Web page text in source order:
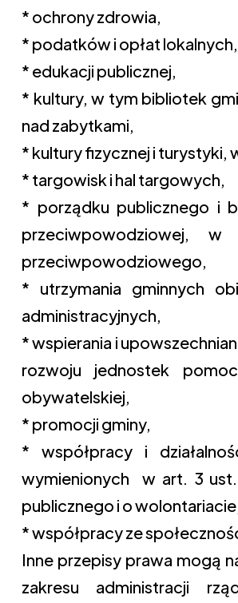
* ochrony zdrowia,
* podatków i opłat lokalnych,
* edukacji publicznej,
* kultury, w tym bibliotek
nad zabytkami,
* kultury fizycznej i
* targowisk i hal targowych,
* porządku publicznego i
przeciwpowodziowej,
przeciwpowodziowego,
* utrzymania gminnych
administracyjnych,
* wspierania i
rozwoju jednostek
obywatelskiej,
* promocji gminy,
* współpracy i
wymienionych w art. 3
publicznego i o
* współpracy ze
Inne przepisy prawa mogą
zakresu administracji